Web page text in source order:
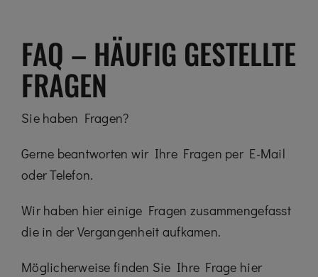
FAQ – HÄUFIG GESTELLTE
FRAGEN
Sie haben Fragen?
Gerne beantworten wir Ihre Fragen per E-Mail
oder Telefon.
Wir haben hier einige Fragen zusammengefasst
die in der Vergangenheit aufkamen.
Möglicherweise finden Sie Ihre Frage hier